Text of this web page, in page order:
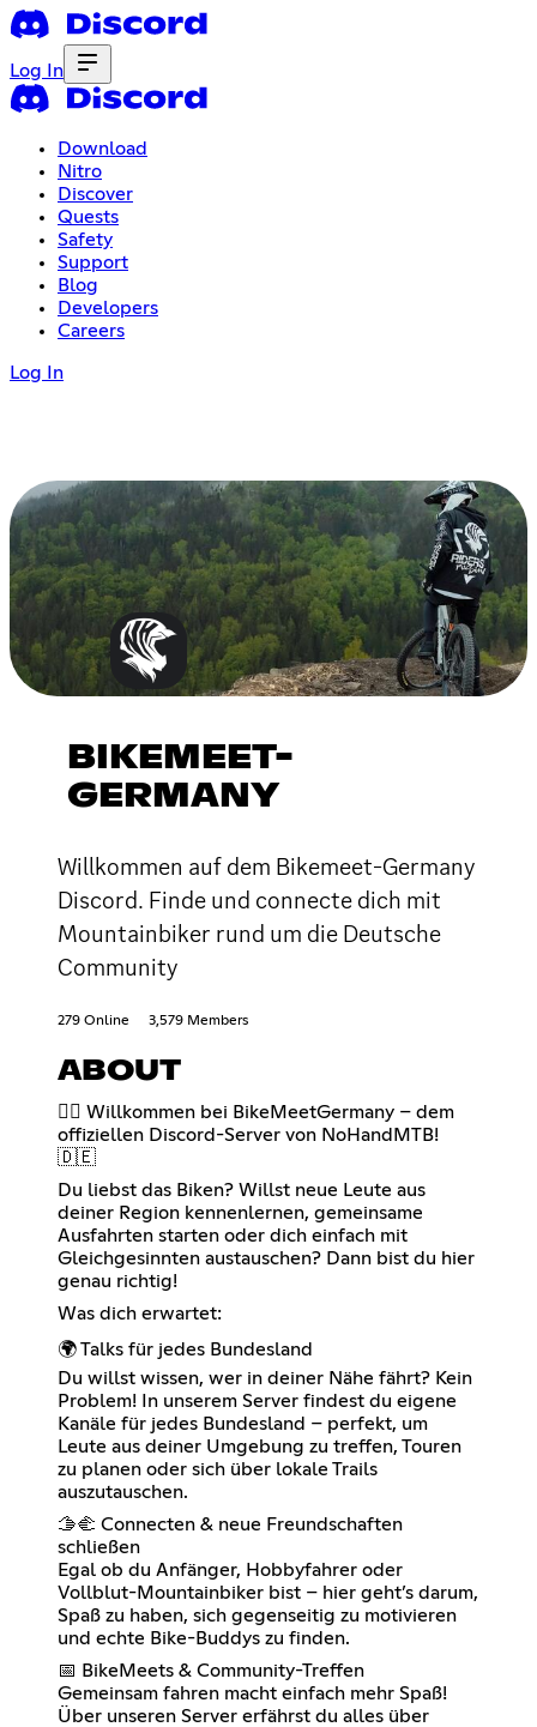
Log In
Download
Nitro
Discover
Quests
Safety
Support
Blog
Developers
Careers
Log In
BIKEMEET-
GERMANY
Willkommen auf dem Bikemeet-Germany
Discord. Finde und connecte dich mit
Mountainbiker rund um die Deutsche
Community
279 Online 3,579 Members
ABOUT
🚵‍♂️ Willkommen bei BikeMeetGermany – dem
offiziellen Discord-Server von NoHandMTB!
🇩🇪
Du liebst das Biken? Willst neue Leute aus
deiner Region kennenlernen, gemeinsame
Ausfahrten starten oder dich einfach mit
Gleichgesinnten austauschen? Dann bist du hier
genau richtig!
Was dich erwartet:
🌍 Talks für jedes Bundesland
Du willst wissen, wer in deiner Nähe fährt? Kein
Problem! In unserem Server findest du eigene
Kanäle für jedes Bundesland – perfekt, um
Leute aus deiner Umgebung zu treffen, Touren
zu planen oder sich über lokale Trails
auszutauschen.
🫱‍🫲 Connecten & neue Freundschaften
schließen
Egal ob du Anfänger, Hobbyfahrer oder
Vollblut-Mountainbiker bist – hier geht’s darum,
Spaß zu haben, sich gegenseitig zu motivieren
und echte Bike-Buddys zu finden.
📅 BikeMeets & Community-Treffen
Gemeinsam fahren macht einfach mehr Spaß!
Über unseren Server erfährst du alles über